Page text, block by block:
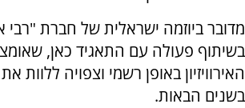
מדובר ביוזמה ישראלית של חברת "רבי
בשיתוף פעולה עם התאגיד כאן,
האירוויזיון באופן רשמי וצפויה ללוות
בשנים הבאות.